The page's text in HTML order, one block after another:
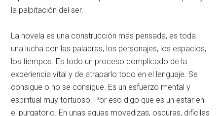
la palpitación del ser.
La novela es una construcción más pensada, es toda
una lucha con las palabras, los personajes, los espacios,
los tiempos. Es todo un proceso complicado de la
experiencia vital y de atraparlo todo en el lenguaje. Se
consigue o no se consigue. Es un esfuerzo mental y
espiritual muy tortuoso. Por eso digo que es un estar en
el purgatorio. En unas aguas movedizas, oscuras, difíciles